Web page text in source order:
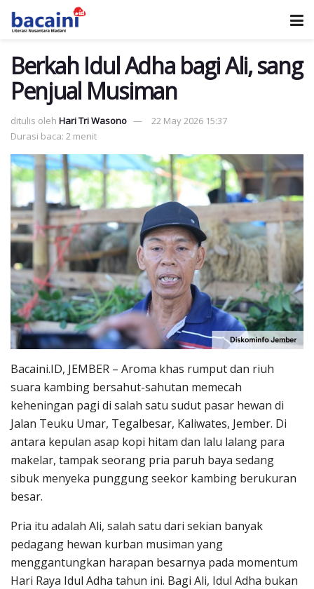
Berkah Idul Adha bagi Ali, sang
Penjual Musiman
ditulis oleh Hari Tri Wasono
22 May 2026 15:37
Durasi baca: 2 menit
Bacaini.ID, JEMBER – Aroma khas rumput dan riuh
suara kambing bersahut-sahutan memecah
keheningan pagi di salah satu sudut pasar hewan di
Jalan Teuku Umar, Tegalbesar, Kaliwates, Jember. Di
antara kepulan asap kopi hitam dan lalu lalang para
makelar, tampak seorang pria paruh baya sedang
sibuk menyeka punggung seekor kambing berukuran
besar.
Pria itu adalah Ali, salah satu dari sekian banyak
pedagang hewan kurban musiman yang
menggantungkan harapan besarnya pada momentum
Hari Raya Idul Adha tahun ini. Bagi Ali, Idul Adha bukan